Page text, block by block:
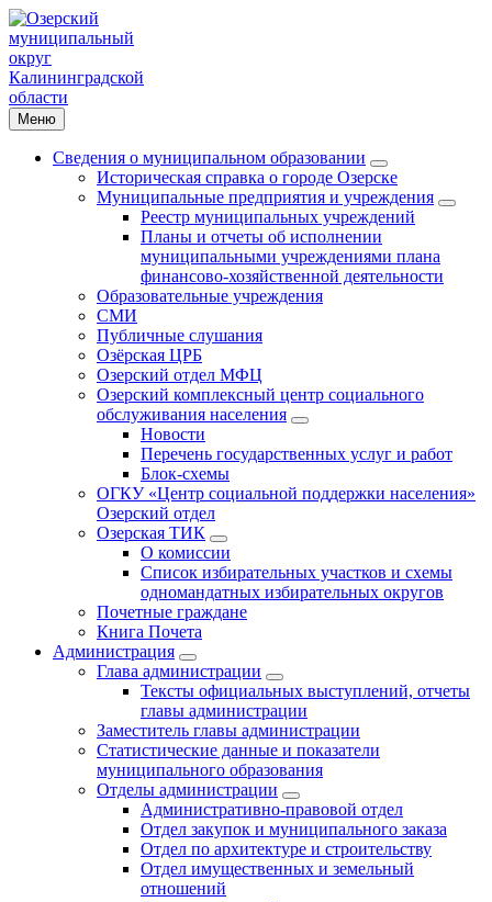
Меню
Сведения о муниципальном образовании
Историческая справка о городе Озерске
Муниципальные предприятия и учреждения
Реестр муниципальных учреждений
Планы и отчеты об исполнении
муниципальными учреждениями плана
финансово-хозяйственной деятельности
Образовательные учреждения
СМИ
Публичные слушания
Озёрская ЦРБ
Озерский отдел МФЦ
Озерский комплексный центр социального
обслуживания населения
Новости
Перечень государственных услуг и работ
Блок-схемы
ОГКУ «Центр социальной поддержки населения»
Озерский отдел
Озерская ТИК
О комиссии
Список избирательных участков и схемы
одномандатных избирательных округов
Почетные граждане
Книга Почета
Администрация
Глава администрации
Тексты официальных выступлений, отчеты
главы администрации
Заместитель главы администрации
Статистические данные и показатели
муниципального образования
Отделы администрации
Административно-правовой отдел
Отдел закупок и муниципального заказа
Отдел по архитектуре и строительству
Отдел имущественных и земельный
отношений